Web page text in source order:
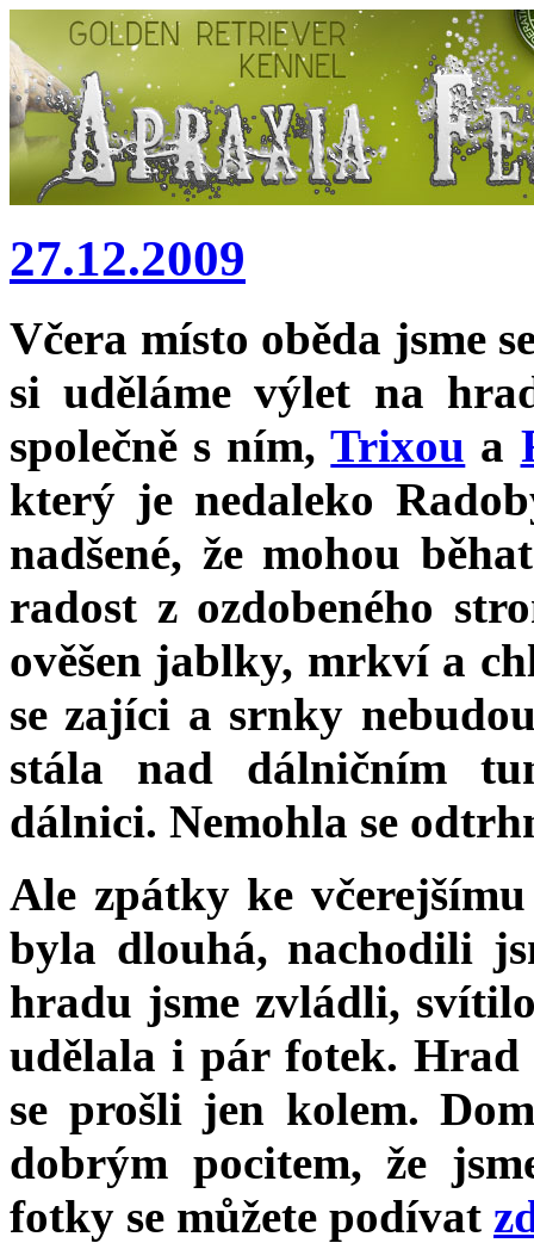
27.12.2009
Včera místo oběda jsme
si uděláme výlet na
společně s ním,Trixou a
který je nedaleko
nadšené, že mohou
radost z ozdobeného
ověšen jablky, mrkví a
se zajíci a srnky
stála nad dálničním
dálnici. Nemohla se
Ale zpátky ke
byla dlouhá, nachodili
hradu jsme zvládli,
udělala i pár fotek. Hrad
se prošli jen kolem.
dobrým pocitem, že
fotky se můžete podívat